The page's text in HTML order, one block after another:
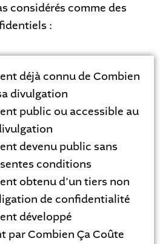
considérés comme des
:
déjà connu de Combien
divulgation
public ou accessible au
devenu public sans
conditions
obtenu d’un tiers non
de confidentialité
développé
par Combien Ça Coûte